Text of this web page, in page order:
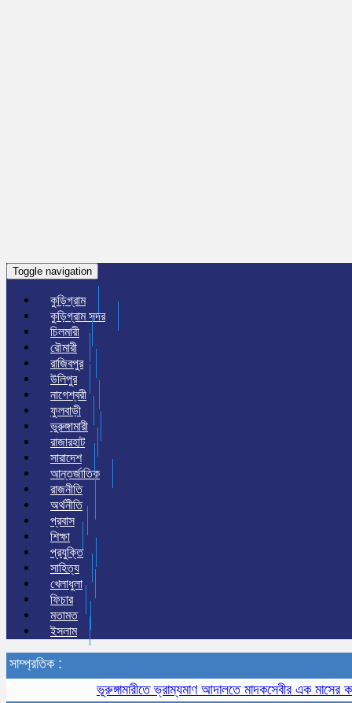
Toggle navigation
কুড়িগ্রাম
কুড়িগ্রাম সদর
চিলমারী
রৌমারী
রাজিবপুর
উলিপুর
নাগেশ্বরী
ফুলবাড়ী
ভুরুঙ্গামারী
রাজারহাট
সারাদেশ
আন্তর্জাতিক
রাজনীতি
অর্থনীতি
প্রবাস
শিক্ষা
প্রযুক্তি
সাহিত্য
খেলাধুলা
ফিচার
মতামত
ইসলাম
সাম্প্রতিক :
ভূরুঙ্গামারীতে ভ্রাম্যমাণ আদালতে মাদকসেবীর এক মাসের কারাদণ্ড